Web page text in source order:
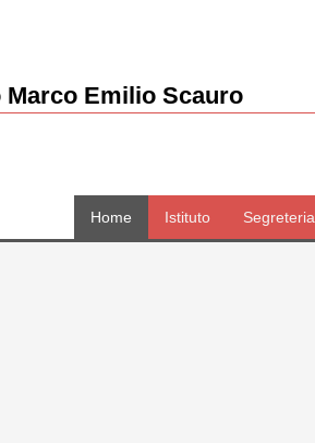
Emilio Scauro
Home Istituto Segreteria